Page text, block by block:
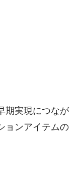
期実現につなが
ョンアイテムの